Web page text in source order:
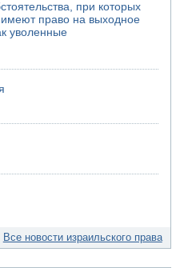
при которых
имеют право на выходное
уволенные
Все новости израильского права